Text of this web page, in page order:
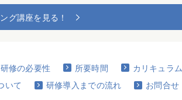
グ講座を見る！
研修の必要性 所要時間
カリキュラム
いて 研修導入までの流れ
お問合せ